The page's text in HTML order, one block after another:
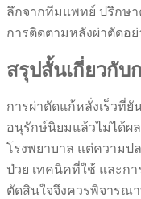
ลึกจากทีมแพทย์ ปรึกษ
การติดตามหลังผ่าตัดอย่
สรุปสั้นเกี่ยวกับ
การผ่าตัดแก้หลั่งเร็วที่ยั
อนุรักษ์นิยมแล้วไม่ได้ผ
โรงพยาบาล แต่ความ
ป่วย เทคนิคที่ใช้ และก
ตัดสินใจจึงควรพิจารณ